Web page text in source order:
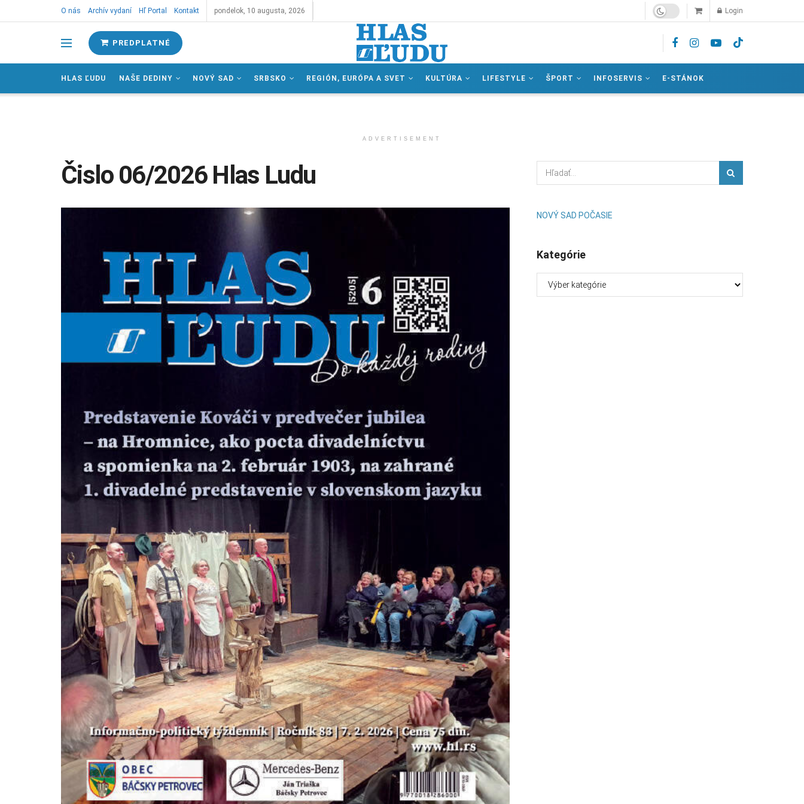
O nás Archív vydaní Hľ Portal Kontakt pondelok, 10 augusta, 2026 Login
PREDPLATNÉ
HLAS ĽUDU NAŠE DEDINY NOVÝ SAD SRBSKO REGIÓN, EURÓPA A SVET KULTÚRA LIFESTYLE ŠPORT INFOSERVIS E-STÁNOK
ADVERTISEMENT
Čislo 06/2026 Hlas Ludu
NOVÝ SAD POČASIE
Kategórie